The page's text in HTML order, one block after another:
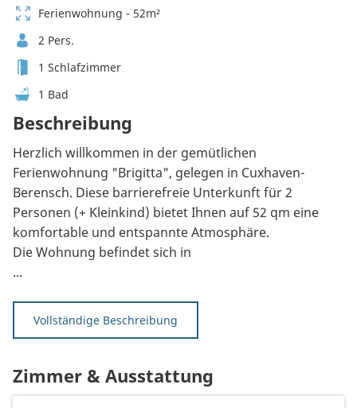
Ferienwohnung - 52m²
2 Pers.
1 Schlafzimmer
1 Bad
Beschreibung
Herzlich willkommen in der gemütlichen
Ferienwohnung "Brigitta", gelegen in Cuxhaven-
Berensch. Diese barrierefreie Unterkunft für 2
Personen (+ Kleinkind) bietet Ihnen auf 52 qm eine
komfortable und entspannte Atmosphäre.
Die Wohnung befindet sich in
...
Vollständige Beschreibung
Zimmer & Ausstattung